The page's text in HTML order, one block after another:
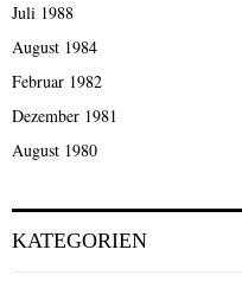
Juli 1988
August 1984
Februar 1982
Dezember 1981
August 1980
KATEGORIEN